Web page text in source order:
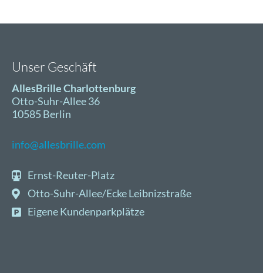
Unser Geschäft
AllesBrille Charlottenburg
Otto-Suhr-Allee 36
10585 Berlin
info@allesbrille.com
Ernst-Reuter-Platz
Otto-Suhr-Allee/Ecke Leibnizstraße
Eigene Kundenparkplätze